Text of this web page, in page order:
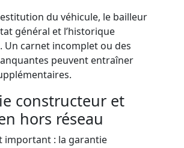
du véhicule, le bailleur
général et l’historique
Un carnet incomplet ou des
peuvent entraîner
constructeur et
hors réseau
important : la garantie